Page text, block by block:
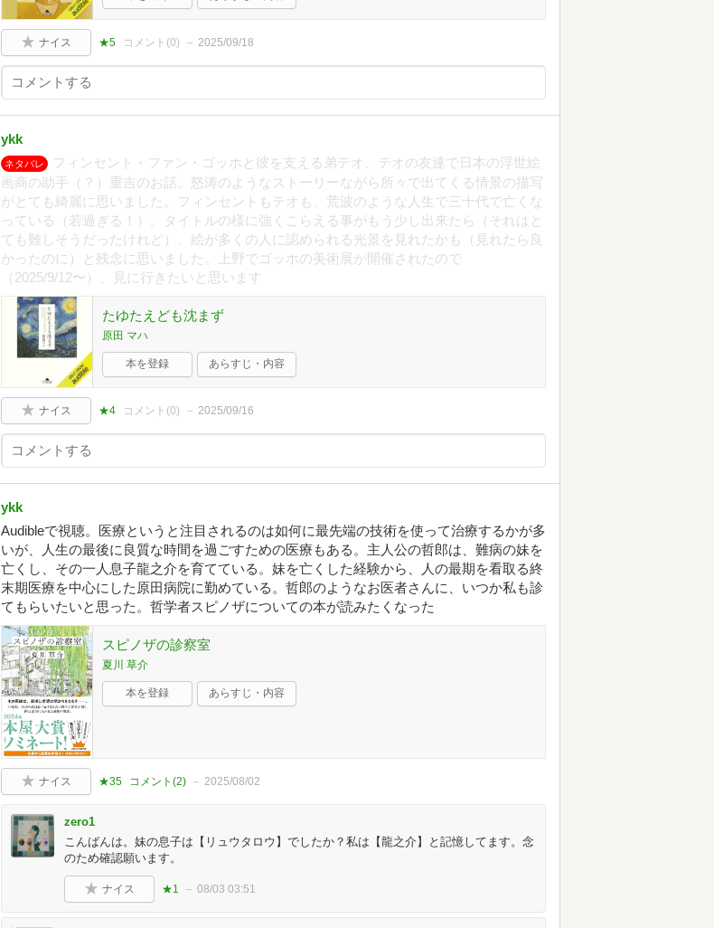
ナイス ★5 コメント(0) 2025/09/18
ykk
ネタバレ
フィンセント・ファン・ゴッホと彼を支える弟テオ、テオの友達で日本の浮世絵
画商の助手（？）重吉のお話。怒涛のようなストーリーながら所々で出てくる情景の描写
がとても綺麗に思いました。フィンセントもテオも、荒波のような人生で三十代で亡くな
っている（若過ぎる！）。タイトルの様に強くこらえる事がもう少し出来たら（それはと
ても難しそうだったけれど）、絵が多くの人に認められる光景を見れたかも（見れたら良
かったのに）と残念に思いました。上野でゴッホの美術展が開催されたので
（2025/9/12〜）、見に行きたいと思います
たゆたえども沈まず
原田 マハ
本を登録 あらすじ・内容
ナイス ★4 コメント(0) 2025/09/16
ykk
Audibleで視聴。医療というと注目されるのは如何に最先端の技術を使って治療するかが多
いが、人生の最後に良質な時間を過ごすための医療もある。主人公の哲郎は、難病の妹を
亡くし、その一人息子龍之介を育てている。妹を亡くした経験から、人の最期を看取る終
末期医療を中心にした原田病院に勤めている。哲郎のようなお医者さんに、いつか私も診
てもらいたいと思った。哲学者スピノザについての本が読みたくなった
スピノザの診察室
夏川 草介
本を登録 あらすじ・内容
ナイス ★35 コメント(2) 2025/08/02
zero1
こんばんは。妹の息子は【リュウタロウ】でしたか？私は【龍之介】と記憶してます。念
のため確認願います。
ナイス ★1 08/03 03:51